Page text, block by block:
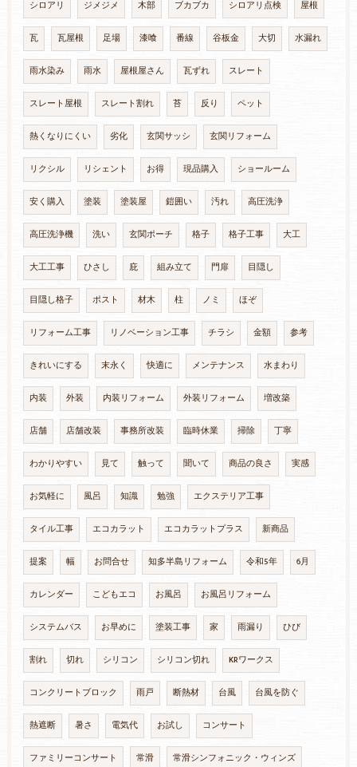
シロアリ ジメジメ 木部 ブカブカ シロアリ点検 屋根
瓦 瓦屋根 足場 漆喰 番線 谷板金 大切 水漏れ
雨水染み 雨水 屋根屋さん 瓦ずれ スレート
スレート屋根 スレート割れ 苔 反り ペット
熱くなりにくい 劣化 玄関サッシ 玄関リフォーム
リクシル リシェント お得 現品購入 ショールーム
安く購入 塗装 塗装屋 鎧囲い 汚れ 高圧洗浄
高圧洗浄機 洗い 玄関ポーチ 格子 格子工事 大工
大工工事 ひさし 庇 組み立て 門扉 目隠し
目隠し格子 ポスト 材木 柱 ノミ ほぞ
リフォーム工事 リノベーション工事 チラシ 金額 参考
きれいにする 末永く 快適に メンテナンス 水まわり
内装 外装 内装リフォーム 外装リフォーム 増改築
店舗 店舗改装 事務所改装 臨時休業 掃除 丁寧
わかりやすい 見て 触って 聞いて 商品の良さ 実感
お気軽に 風呂 知識 勉強 エクステリア工事
タイル工事 エコカラット エコカラットプラス 新商品
提案 幅 お問合せ 知多半島リフォーム 令和5年 6月
カレンダー こどもエコ お風呂 お風呂リフォーム
システムバス お早めに 塗装工事 家 雨漏り ひび
割れ 切れ シリコン シリコン切れ KRワークス
コンクリートブロック 雨戸 断熱材 台風 台風を防ぐ
熱遮断 暑さ 電気代 お試し コンサート
ファミリーコンサート 常滑 常滑シンフォニック・ウィンズ